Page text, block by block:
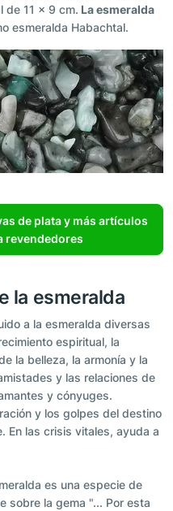
de 11 x 9 cm. La esmeralda
esmeralda Habachtal.
de plata y más artículos
revendedores
la esmeralda
a la esmeralda diversas
espiritual, la
la belleza, la armonía y la
y las relaciones de
y cónyuges.
y los golpes del destino
En las crisis vitales, ayuda a
es una especie de
sobre la gema "... Por esta